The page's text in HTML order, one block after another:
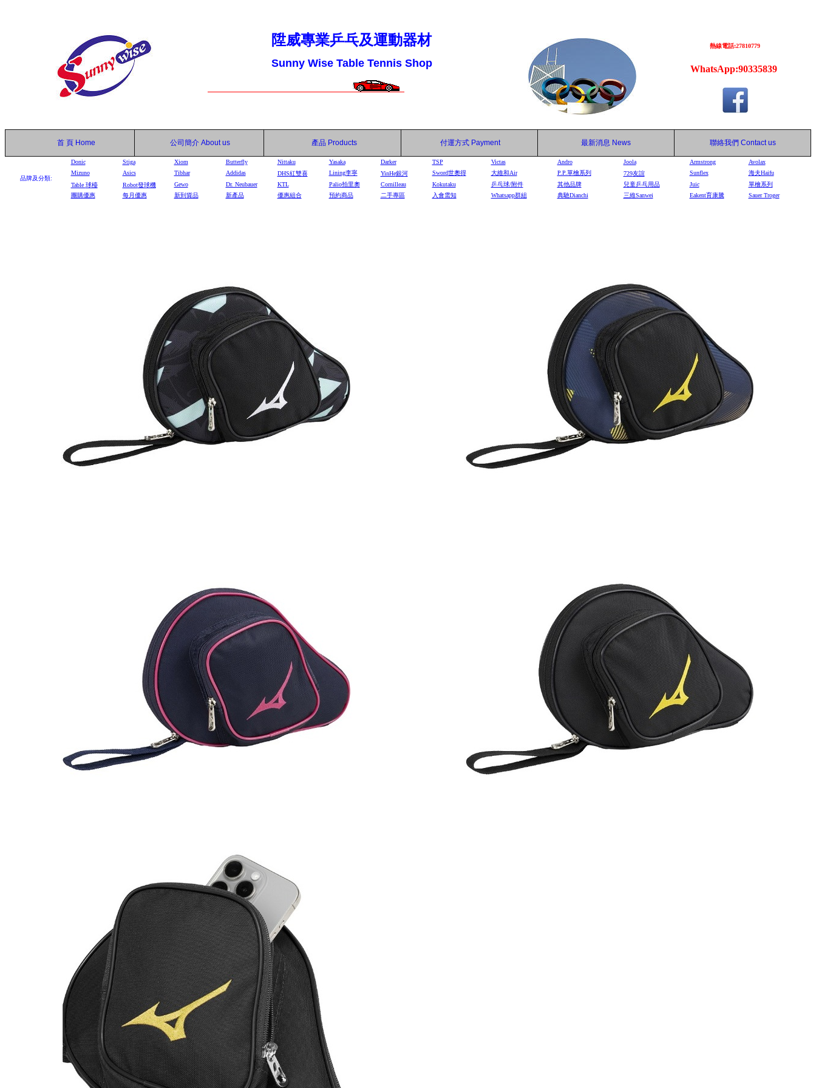
陞威專業乒乓及運動器材
Sunny Wise Table Tennis Shop
熱線電話:27810779
WhatsApp:90335839
首 頁 Home 公司簡介 About us 產品 Products 付運方式 Payment 最新消息 News 聯絡我們 Contact us
品牌及分類:
Donic Stiga Xiom Butterfly Nittaku Yasaka Darker TSP Victas Andro Joola Armstrong
Avolax
Mizuno
Asics Tibhar Addidas DHS紅雙喜 Lining李寧 YinHe銀河 Sword世奧得 大維和Air P.P.單檜系列 729友誼 Sunflex
海夫Haifu
Table 球檯 Robot發球機 Gewo Dr. Neubauer KTL Palio拍里奧 Cornilleau Kokutaku 乒乓球/附件 其他品牌 兒童乒乓用品 Juic
單檜系列
團購優惠
每月優惠 新到貨品 新產品 優惠組合 預約商品 二手專區 入會需知 Whatsapp群組 典馳Dianchi 三維Sanwei Eakent育康騰 Sauer Troger